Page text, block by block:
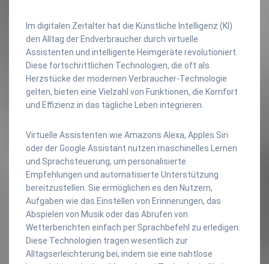
Im digitalen Zeitalter hat die Künstliche Intelligenz (KI)
den Alltag der Endverbraucher durch virtuelle
Assistenten und intelligente Heimgeräte revolutioniert.
Diese fortschrittlichen Technologien, die oft als
Herzstücke der modernen Verbraucher-Technologie
gelten, bieten eine Vielzahl von Funktionen, die Komfort
und Effizienz in das tägliche Leben integrieren.
Virtuelle Assistenten wie Amazons Alexa, Apples Siri
oder der Google Assistant nutzen maschinelles Lernen
und Sprachsteuerung, um personalisierte
Empfehlungen und automatisierte Unterstützung
bereitzustellen. Sie ermöglichen es den Nutzern,
Aufgaben wie das Einstellen von Erinnerungen, das
Abspielen von Musik oder das Abrufen von
Wetterberichten einfach per Sprachbefehl zu erledigen.
Diese Technologien tragen wesentlich zur
Alltagserleichterung bei, indem sie eine nahtlose